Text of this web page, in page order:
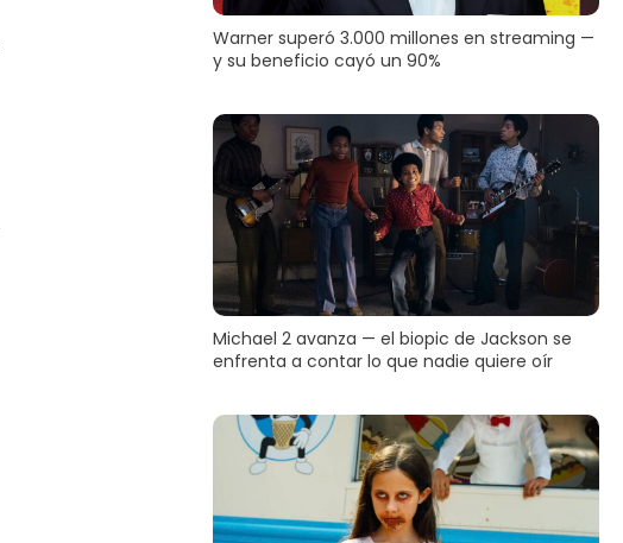
Warner superó 3.000 millones en streaming —
y su beneficio cayó un 90%
Michael 2 avanza — el biopic de Jackson se
enfrenta a contar lo que nadie quiere oír